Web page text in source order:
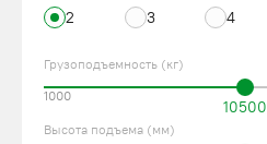
2 3 4
Грузоподъемность (кг)
10500
1000
Высота подъема (мм)